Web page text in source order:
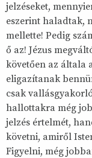
jelzéseket,
eszerint haladtak,
mellette! Pedig
ő az! Jézus
követően az általa
eligazítanak
csak
hallottakra még
jelzés értelmét,
követni, amiről
Figyelni, még